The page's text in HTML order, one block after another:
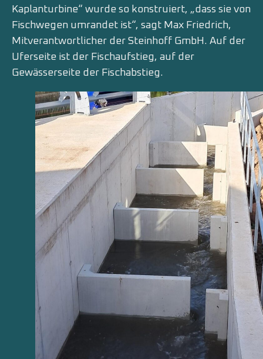
Kaplanturbine“ wurde so konstruiert, „dass sie von
Fischwegen umrandet ist“, sagt Max Friedrich,
Mitverantwortlicher der Steinhoff GmbH. Auf der
Uferseite ist der Fischaufstieg, auf der
Gewässerseite der Fischabstieg.